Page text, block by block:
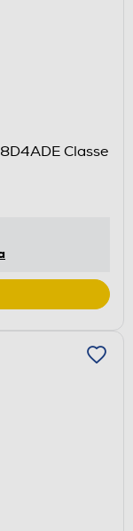
Classe